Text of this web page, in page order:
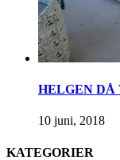
HELGEN DÅ
10 juni, 2018
KATEGORIER